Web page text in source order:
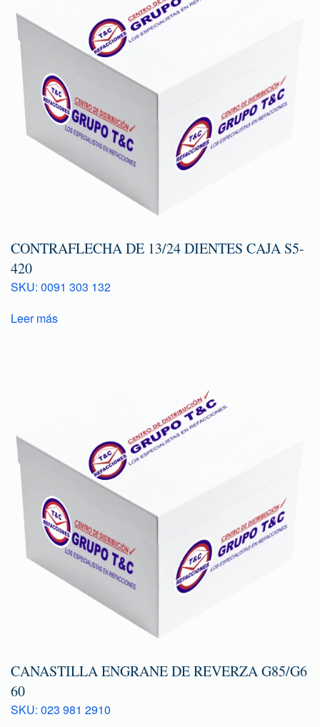
CONTRAFLECHA DE 13/24 DIENTES CAJA S5-
420
SKU: 0091 303 132
Leer más
CANASTILLA ENGRANE DE REVERZA G85/G6
60
SKU: 023 981 2910